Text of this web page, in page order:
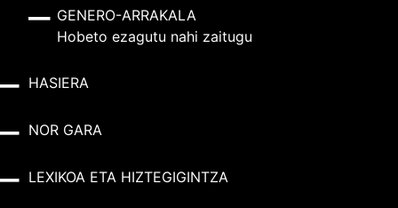
GENERO-ARRAKALA
Hobeto ezagutu nahi zaitugu
HASIERA
NOR GARA
LEXIKOA ETA HIZTEGIGINTZA